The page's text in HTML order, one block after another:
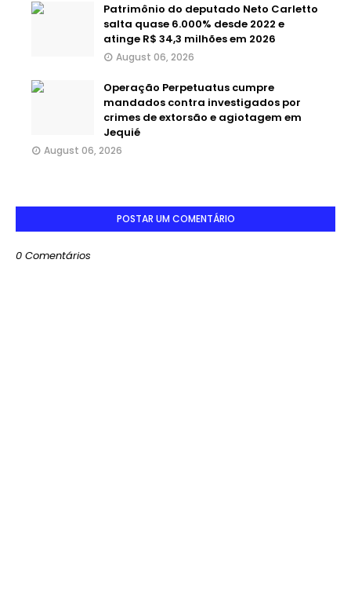
Patrimônio do deputado Neto Carletto
salta quase 6.000% desde 2022 e
atinge R$ 34,3 milhões em 2026
August 06, 2026
Operação Perpetuatus cumpre
mandados contra investigados por
crimes de extorsão e agiotagem em
Jequié
August 06, 2026
POSTAR UM COMENTÁRIO
0 Comentários